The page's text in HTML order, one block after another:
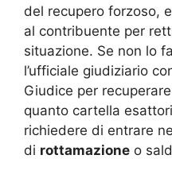
del recupero forzoso, e
al contribuente per
situazione. Se non lo
l’ufficiale giudiziario
Giudice per
quanto cartella
richiedere di entrare
di rottamazione o